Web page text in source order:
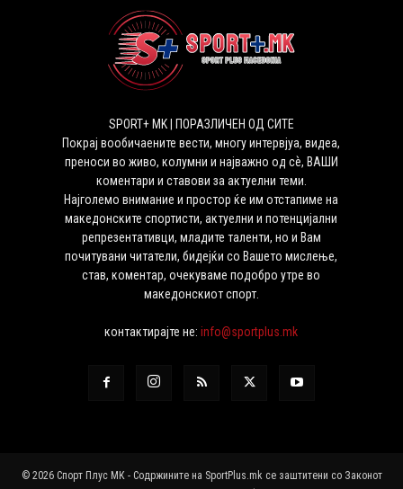
SPORT+ MK | ПОРАЗЛИЧЕН ОД СИТЕ
Покрај вообичаените вести, многу интервјуа, видеа,
преноси во живо, колумни и најважно од сѐ, ВАШИ
коментари и ставови за актуелни теми.
Најголемо внимание и простор ќе им отстапиме на
македонските спортисти, актуелни и потенцијални
репрезентативци, младите таленти, но и Вам
почитувани читатели, бидејќи со Вашето мислење,
став, коментар, очекуваме подобро утре во
македонскиот спорт.
контактирајте не:info@sportplus.mk
© 2026 Спорт Плус МК - Содржините на SportPlus.mk се заштитени со Законот